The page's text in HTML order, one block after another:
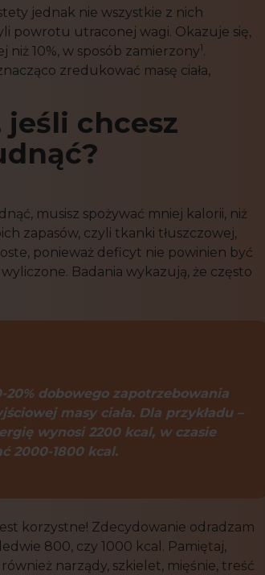
jednak nie wszystkie z nich
powrotu utraconej wagi. Okazuje się,
niż 10%, w sposób zamierzony1.
zredukować masę ciała,
chcesz
musisz spożywać mniej kalorii, niż
zapasów, czyli tkanki tłuszczowej,
ponieważ deficyt nie powinien być
Badania wykazują, że często
dobowego zapotrzebowania
masy ciała. Dla przykładu –
wynosi 2200 kcal, w czasie
2000-1800 kcal.
korzystne! Zdecydowanie odradzam
800, czy 1000 kcal. Pamiętaj,
narządy, szkielet, mięśnie, treść